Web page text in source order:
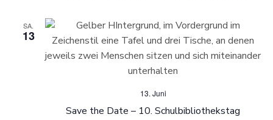
SA.
13
Save the Date – 10. Schulbibliothekstag
13. Juni